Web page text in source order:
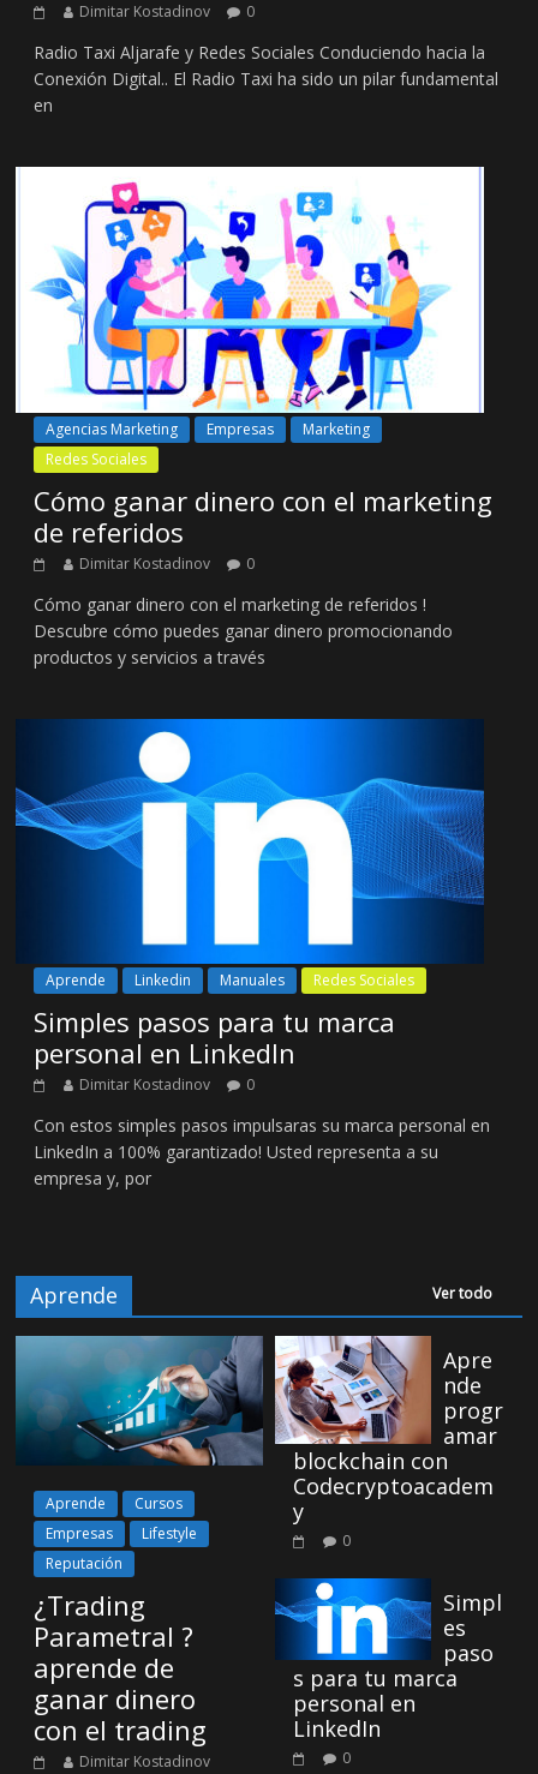
Dimitar Kostadinov 0
Radio Taxi Aljarafe y Redes Sociales Conduciendo hacia la
Conexión Digital.. El Radio Taxi ha sido un pilar fundamental
en
Agencias Marketing Empresas
Marketing
Redes Sociales
Cómo ganar dinero con el marketing
de referidos
Dimitar Kostadinov 0
Cómo ganar dinero con el marketing de referidos !
Descubre cómo puedes ganar dinero promocionando
productos y servicios a través
Aprende Linkedin Manuales Redes Sociales
Simples pasos para tu marca
personal en LinkedIn
Dimitar Kostadinov 0
Con estos simples pasos impulsaras su marca personal en
LinkedIn a 100% garantizado! Usted representa a su
empresa y, por
Aprende Ver todo
Aprende
Cursos
Empresas
Lifestyle
Reputación
¿Trading
Parametral ?
aprende de
ganar dinero
con el trading
Dimitar Kostadinov
Apre
nde
progr
amar
blockchain con
Codecryptoacadem
y
0
Simpl
es
paso
s para tu marca
personal en
LinkedIn
0